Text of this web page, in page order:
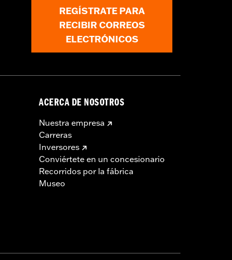
REGÍSTRATE PARA
RECIBIR CORREOS
ELECTRÓNICOS
ACERCA DE NOSOTROS
Nuestra empresa
Carreras
Inversores
Conviértete en un concesionario
Recorridos por la fábrica
Museo